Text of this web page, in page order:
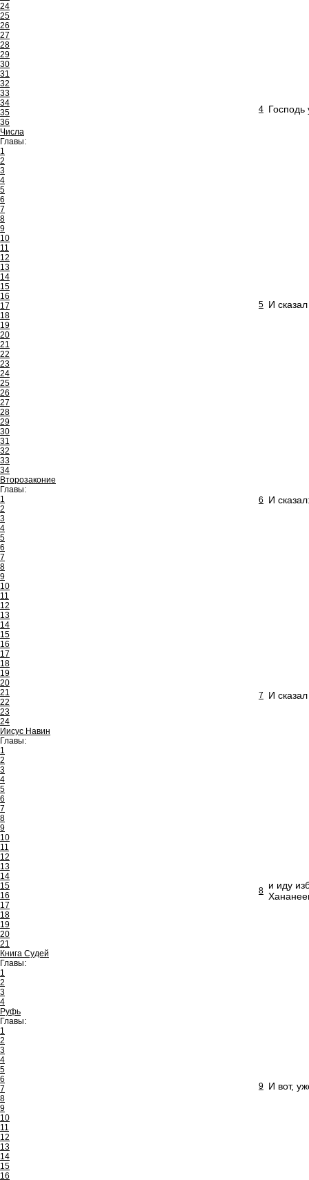
24
25
26
27
28
29
30
31
32
33
34
35
36
Числа
Главы:
1
2
3
4
5
6
7
8
9
10
11
12
13
14
15
16
17
18
19
20
21
22
23
24
25
26
27
28
29
30
31
32
33
34
Второзаконие
Главы:
1
2
3
4
5
6
7
8
9
10
11
12
13
14
15
16
17
18
19
20
21
22
23
24
Иисус Навин
Главы:
1
2
3
4
5
6
7
8
9
10
11
12
13
14
15
16
17
18
19
20
21
Книга Судей
Главы:
1
2
3
4
Руфь
Главы:
1
2
3
4
5
6
7
8
9
10
11
12
13
14
15
16
4 Господь
5 И
6 И
7 И
8 и иду
9 И вот,